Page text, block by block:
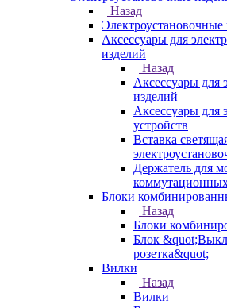
Назад
Электроустановочные
Аксессуары для
изделий
Назад
Аксессуары для
изделий
Аксессуары для
устройств
Вставка
Держатель для
Блоки
Назад
Блоки
Блок
розетка&quot;
Вилки
Назад
Вилки